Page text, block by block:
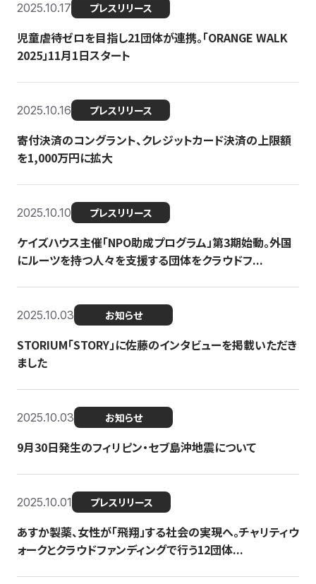
2025.10.17 プレスリリース
児童虐待ゼロを目指し21団体が連携。「ORANGE WALK
2025」11月1日スタート
2025.10.16 プレスリリース
寄付決済のコングラント、クレジットカード決済の上限額
を1,000万円に拡大
2025.10.10 プレスリリース
ケイズハウス主催「NPO助成プログラム」第3期始動。外国
にルーツを持つ人々を支援する団体をクラウドフ...
2025.10.03 お知らせ
STORIUM「STORY」に佐藤のインタビューを掲載いただき
ました
2025.10.03 お知らせ
9月30日発生のフィリピン・セブ島沖地震について
2025.10.01 プレスリリース
あすか製薬、女性が「飛翔」する社会の実現へ。チャリティウ
ォークとクラウドファンディングで行う12団体...